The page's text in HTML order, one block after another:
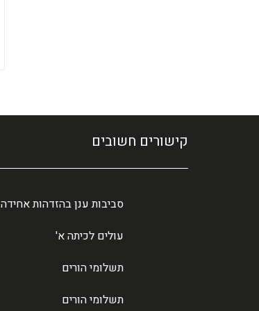
קישורים חשובים
סביבות ענן בהזדהות אחידה
עולים לכיתה א'
תשלומי הורים
תשלומי הורים